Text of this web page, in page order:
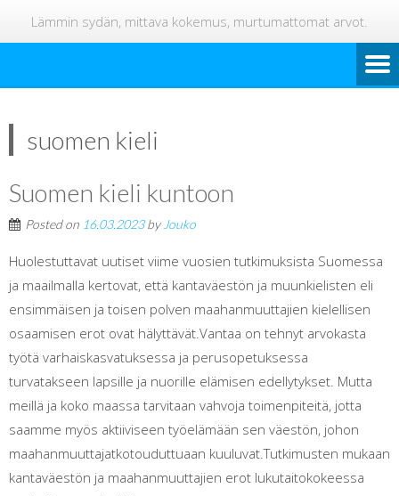
Lämmin sydän, mittava kokemus, murtumattomat arvot.
suomen kieli
Suomen kieli kuntoon
Posted on 16.03.2023by Jouko
Huolestuttavat uutiset viime vuosien tutkimuksista Suomessa
ja maailmalla kertovat, että kantaväestön ja muunkielisten eli
ensimmäisen ja toisen polven maahanmuuttajien kielellisen
osaamisen erot ovat hälyttävät.Vantaa on tehnyt arvokasta
työtä varhaiskasvatuksessa ja perusopetuksessa
turvatakseen lapsille ja nuorille elämisen edellytykset. Mutta
meillä ja koko maassa tarvitaan vahvoja toimenpiteitä, jotta
saamme myös aktiiviseen työelämään sen väestön, johon
maahanmuuttajatkotouduttuaan kuuluvat.Tutkimusten mukaan
kantaväestön ja maahanmuuttajien erot lukutaitokokeessa